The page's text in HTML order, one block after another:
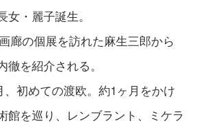
女・麗子誕生。
の個展を訪れた麻生三郎から
徹を紹介される。
初めての渡欧。約1ヶ月をかけ
館を巡り、レンブラント、ミケラ